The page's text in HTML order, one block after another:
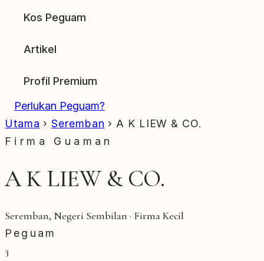
Kos Peguam
Artikel
Profil Premium
Perlukan Peguam?
Utama › Seremban › A K LIEW & CO.
Firma Guaman
A K LIEW & CO.
Seremban, Negeri Sembilan · Firma Kecil
Peguam
3